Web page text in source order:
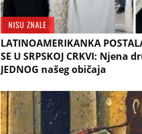
NISU ZNALE
LATINOAMERIKANKA
SE U SRPSKOJ CRKVI: Njena
JEDNOG našeg običaja